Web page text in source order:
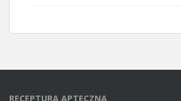
RECEPTURA APTECZNA